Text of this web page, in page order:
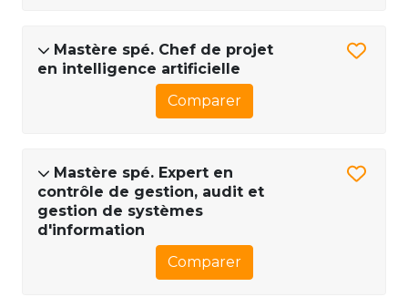
Mastère spé. Chef de projet
en intelligence artificielle
Comparer
Mastère spé. Expert en
contrôle de gestion, audit et
gestion de systèmes
d'information
Comparer